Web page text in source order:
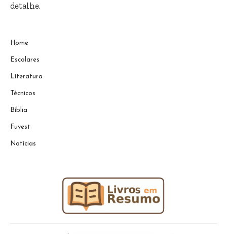
detalhe.
Home
Escolares
Literatura
Técnicos
Bíblia
Fuvest
Notícias